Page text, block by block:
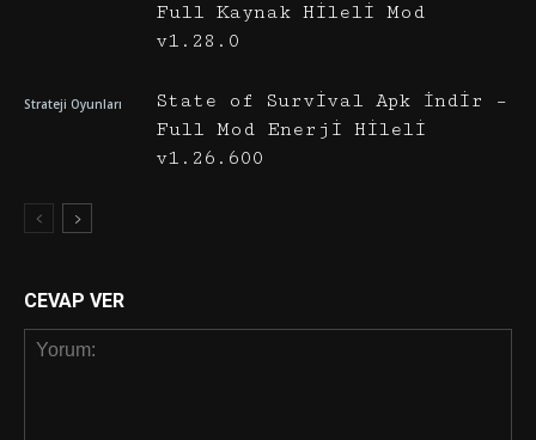
Full Kaynak Hileli Mod
v1.28.0
Strateji Oyunları
State of Survival Apk İndir –
Full Mod Enerji Hileli
v1.26.600
CEVAP VER